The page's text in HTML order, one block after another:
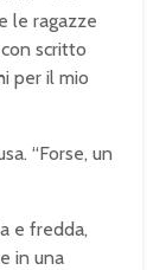
le ragazze
scritto
per il mio
“Forse, un
e fredda,
in una